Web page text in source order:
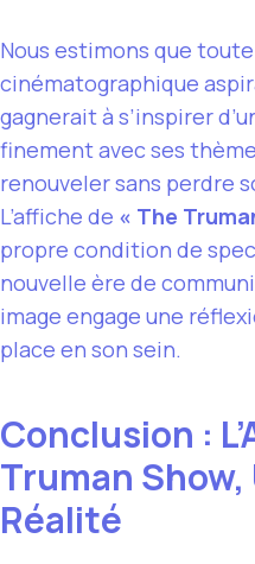
Nous estimons que
cinématographique
gagnerait à s’inspirer
finement avec ses
renouveler sans perdre
L’affiche de « The
propre condition de
nouvelle ère de
image engage une
place en son sein.
Conclusion :
Truman
Réalité